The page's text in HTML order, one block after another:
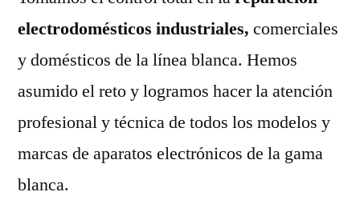
electrodomésticos industriales, comerciales
y domésticos de la línea blanca. Hemos
asumido el reto y logramos hacer la atención
profesional y técnica de todos los modelos y
marcas de aparatos electrónicos de la gama
blanca.